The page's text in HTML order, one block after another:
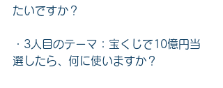
たいですか？
・3人目のテーマ：宝くじで10億円当
選したら、何に使いますか？